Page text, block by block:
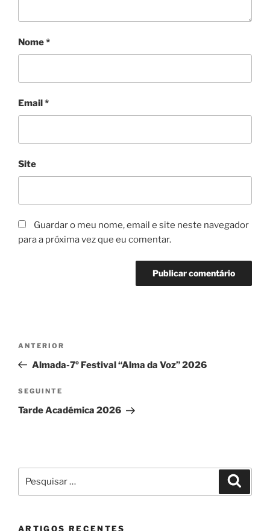
Nome*
Email*
Site
Guardar o meu nome, email e site neste navegador
para a próxima vez que eu comentar.
artigos
Conteúdo
anterior
ANTERIOR
Almada-7º Festival “Alma da Voz” 2026
Conteúdo
seguinte
SEGUINTE
Tarde Académica 2026
por:
ARTIGOS RECENTES